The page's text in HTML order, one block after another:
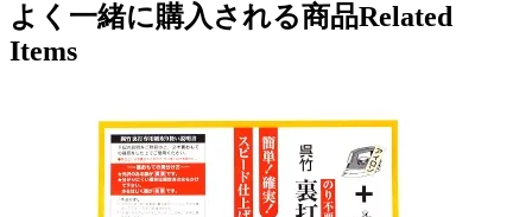
よく一緒に購入される商品Related
Items